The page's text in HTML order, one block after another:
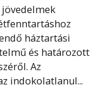
jövedelmek
háztartási
és határozott
Az
indokolatlanul...